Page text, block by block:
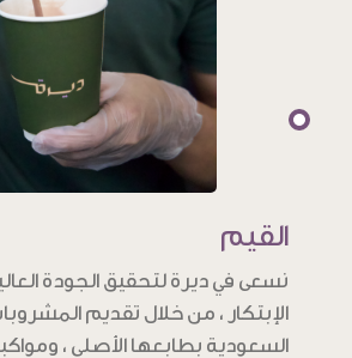
القيم
نسعى في ديرة لتحقيق الجودة
الإبتكار ، من خلال تقديم
السعودية بطابعها الأصلي ،